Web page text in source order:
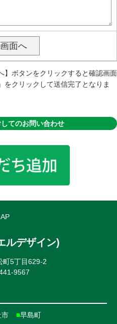
】ボタンをクリックすると確認画面
をクリックして送信完了となりま
てのお問い合わせ
ルデザイン)
5丁目629-2
9567
市 ■早島町